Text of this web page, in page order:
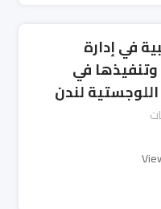
في إدارة
في
لندن